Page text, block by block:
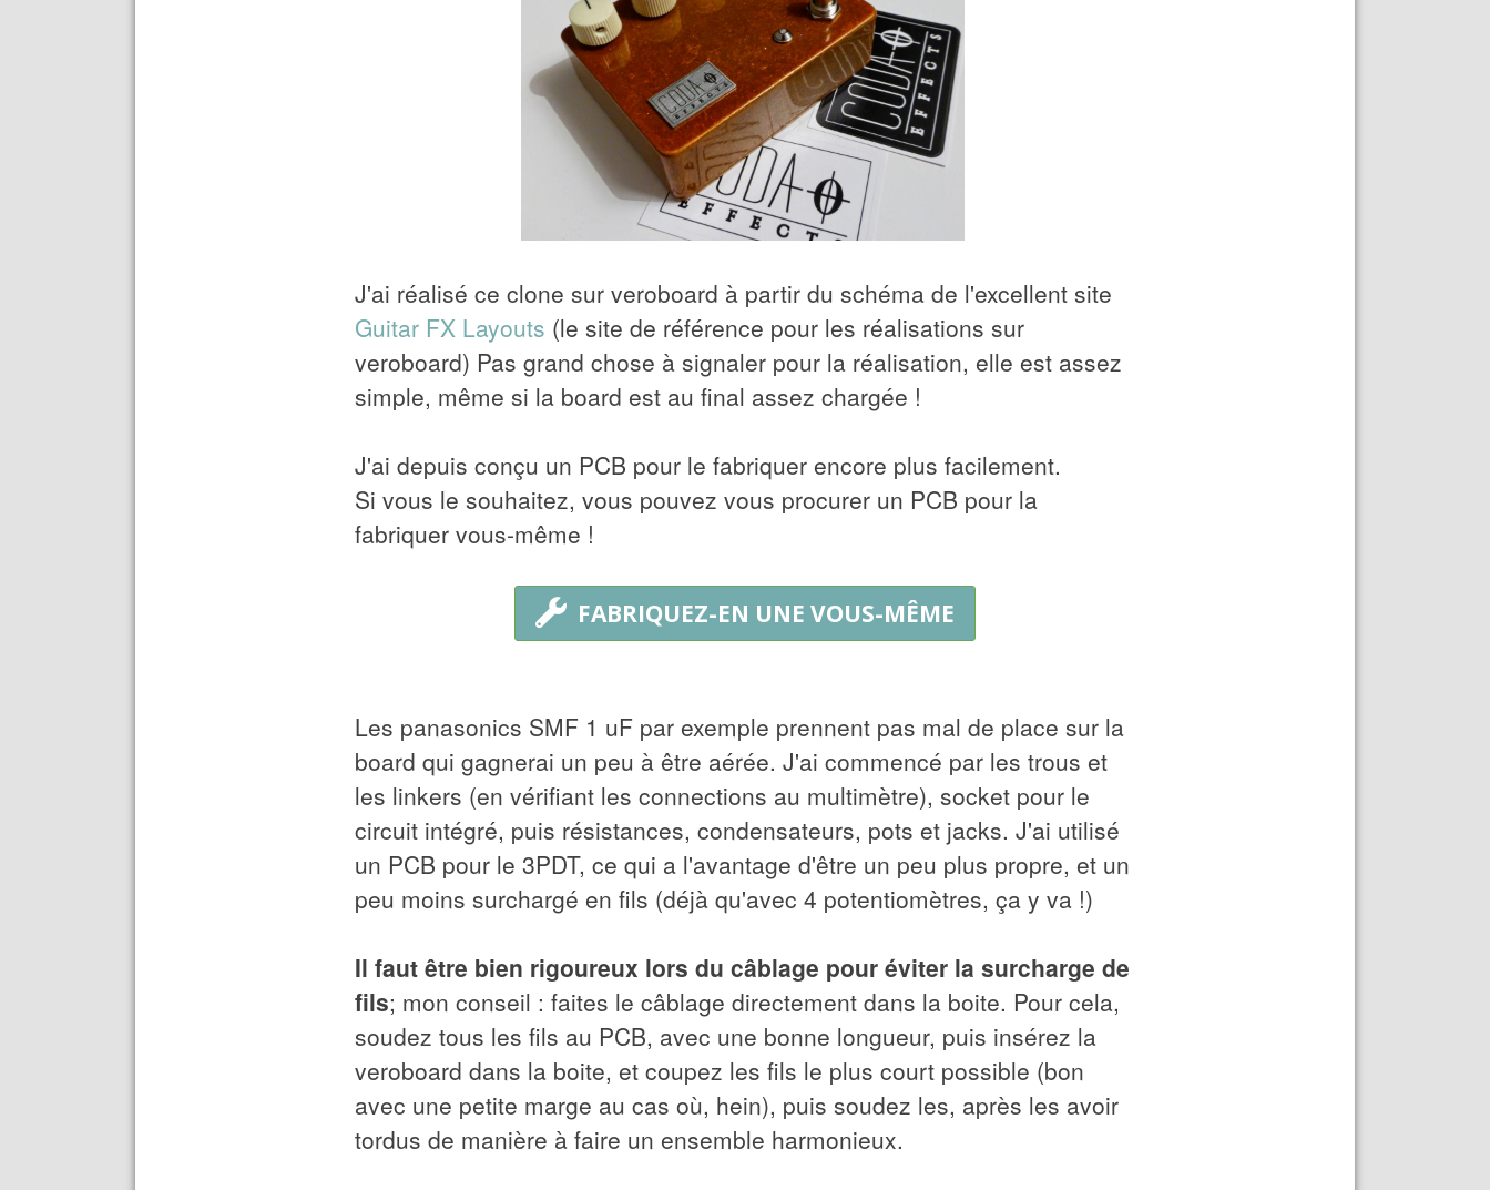
J'ai réalisé ce clone sur veroboard à partir du schéma de l'excellent site
Guitar FX Layouts (le site de référence pour les réalisations sur
veroboard) Pas grand chose à signaler pour la réalisation, elle est assez
simple, même si la board est au final assez chargée !
J'ai depuis conçu un PCB pour le fabriquer encore plus facilement.
Si vous le souhaitez, vous pouvez vous procurer un PCB pour la
fabriquer vous-même !
FABRIQUEZ-EN UNE VOUS-MÊME
Les panasonics SMF 1 uF par exemple prennent pas mal de place sur la
board qui gagnerai un peu à être aérée. J'ai commencé par les trous et
les linkers (en vérifiant les connections au multimètre), socket pour le
circuit intégré, puis résistances, condensateurs, pots et jacks. J'ai utilisé
un PCB pour le 3PDT, ce qui a l'avantage d'être un peu plus propre, et un
peu moins surchargé en fils (déjà qu'avec 4 potentiomètres, ça y va !)
Il faut être bien rigoureux lors du câblage pour éviter la surcharge de
fils; mon conseil : faites le câblage directement dans la boite. Pour cela,
soudez tous les fils au PCB, avec une bonne longueur, puis insérez la
veroboard dans la boite, et coupez les fils le plus court possible (bon
avec une petite marge au cas où, hein), puis soudez les, après les avoir
tordus de manière à faire un ensemble harmonieux.